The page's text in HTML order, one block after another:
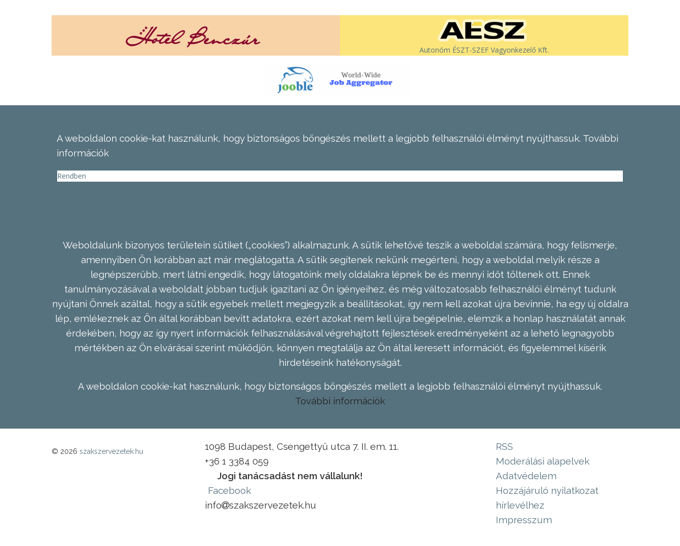
Autonóm ÉSZT-SZEF Vagyonkezelő Kft.
A weboldalon cookie-kat használunk, hogy biztonságos böngészés mellett a legjobb felhasználói élményt nyújthassuk. További
információk
Rendben
Weboldalunk bizonyos területein sütiket („cookies”) alkalmazunk. A sütik lehetővé teszik a weboldal számára, hogy felismerje,
amennyiben Ön korábban azt már meglátogatta. A sütik segítenek nekünk megérteni, hogy a weboldal melyik része a
legnépszerűbb, mert látni engedik, hogy látogatóink mely oldalakra lépnek be és mennyi időt töltenek ott. Ennek
tanulmányozásával a weboldalt jobban tudjuk igazítani az Ön igényeihez, és még változatosabb felhasználói élményt tudunk
nyújtani Önnek azáltal, hogy a sütik egyebek mellett megjegyzik a beállításokat, így nem kell azokat újra bevinnie, ha egy új oldalra
lép, emlékeznek az Ön által korábban bevitt adatokra, ezért azokat nem kell újra begépelnie, elemzik a honlap használatát annak
érdekében, hogy az így nyert információk felhasználásával végrehajtott fejlesztések eredményeként az a lehető legnagyobb
mértékben az Ön elvárásai szerint működjön, könnyen megtalálja az Ön által keresett információt, és figyelemmel kísérik
hirdetéseink hatékonyságát.
A weboldalon cookie-kat használunk, hogy biztonságos böngészés mellett a legjobb felhasználói élményt nyújthassuk.
További információk
© 2026 szakszervezetek.hu
1098 Budapest, Csengettyű utca 7. II. em. 11.
+36 1 3384 059
Jogi tanácsadást nem vállalunk!
Facebook
info
szakszervezetek.hu
RSS
Moderálási alapelvek
Adatvédelem
Hozzájáruló nyilatkozat
hírlevélhez
Impresszum